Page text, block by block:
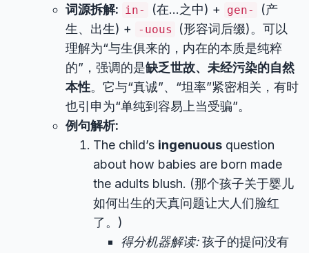
词源拆解: in- (在…之中) + gen-
(产
生、出生) +
-uous
(形容词后缀)。可以
理解为“与生俱来的，内在的本质是纯粹
的”，强调的是缺乏世故、未经污染的自然
本性。它与“真诚”、“坦率”紧密相关，有时
也引申为“单纯到容易上当受骗”。
例句解析:
The child’s ingenuous question
about how babies are born made
the adults blush. (那个孩子关于婴儿
如何出生的天真问题让大人们脸红
了。)
得分机器解读:孩子的提问没有